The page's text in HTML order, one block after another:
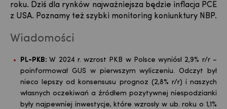
roku. Dziś dla rynków najważniejsza będzie inflacja PCE
z USA. Poznamy też szybki monitoring koniunktury NBP.
Wiadomości
PL-PKB:W 2024 r. wzrost PKB w Polsce wyniósł 2,9% r/r –
poinformował GUS w pierwszym wyliczeniu. Odczyt był
nieco lepszy od konsensusu prognoz (2,8% r/r) i naszych
własnych oczekiwań a źródłem pozytywnej niespodzianki
były najpewniej inwestycje, które wzrosły w ub. roku o 1,1%